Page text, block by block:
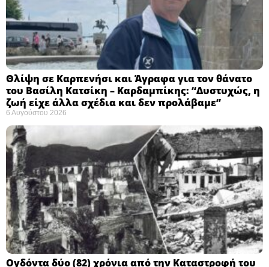
Θλίψη σε Καρπενήσι και Άγραφα για τον θάνατο
του Βασίλη Κατσίκη – Καρδαμπίκης: “Δυστυχώς, η
ζωή είχε άλλα σχέδια και δεν προλάβαμε”
6 Αυγούστου 2026
Ογδόντα δύο (82) χρόνια από την Καταστροφή του